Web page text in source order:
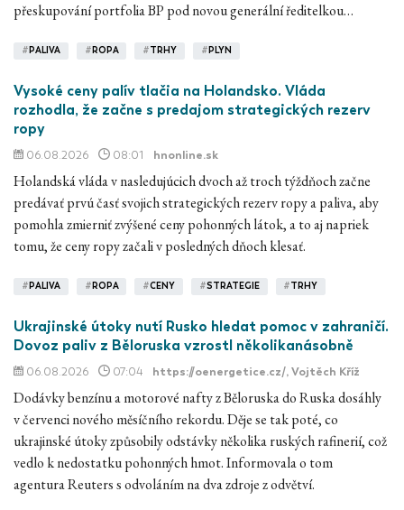
přeskupování portfolia BP pod novou generální ředitelkou…
# PALIVA # ROPA #TRHY # PLYN
Vysoké ceny palív tlačia na Holandsko. Vláda
rozhodla, že začne s predajom strategických rezerv
ropy
06.08.2026 08:01 hnonline.sk
Holandská vláda v nasledujúcich dvoch až troch týždňoch začne
predávať prvú časť svojich strategických rezerv ropy a paliva, aby
pomohla zmierniť zvýšené ceny pohonných látok, a to aj napriek
tomu, že ceny ropy začali v posledných dňoch klesať.
# PALIVA # ROPA #CENY #STRATEGIE #TRHY
Ukrajinské útoky nutí Rusko hledat pomoc v zahraničí.
Dovoz paliv z Běloruska vzrostl několikanásobně
06.08.2026 07:04 https://oenergetice.cz/, Vojtěch Kříž
Dodávky benzínu a motorové nafty z Běloruska do Ruska dosáhly
v červenci nového měsíčního rekordu. Děje se tak poté, co
ukrajinské útoky způsobily odstávky několika ruských rafinerií, což
vedlo k nedostatku pohonných hmot. Informovala o tom
agentura Reuters s odvoláním na dva zdroje z odvětví.